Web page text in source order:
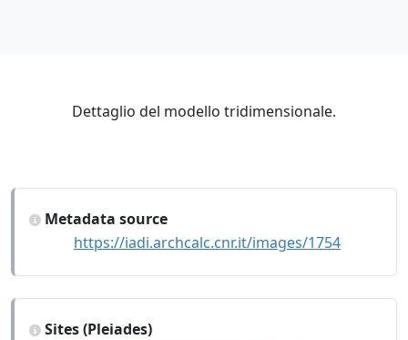
Dettaglio del modello tridimensionale.
Metadata source
https://iadi.archcalc.cnr.it/images/1754
Sites (Pleiades)